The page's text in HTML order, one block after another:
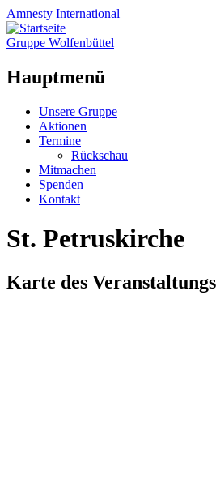
Amnesty International
Gruppe Wolfenbüttel
Hauptmenü
Zum
Inhalt
springen
Unsere Gruppe
Aktionen
Termine
Rückschau
Mitmachen
Spenden
Kontakt
St. Petruskirche
Karte des